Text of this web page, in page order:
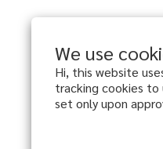
We use
Hi, this website
tracking cookies
set only upon